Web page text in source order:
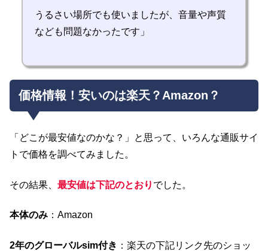
うるさい場所でも使いましたが、音量や声質
なども問題なかったです」
価格情報！安いのは楽天？Amazon？
「どこが最安値なのかな？」と思って、いろんな通販サイ
トで価格を調べてみました。
その結果、 最安値は下記のとおり でした。
本体のみ ：Amazon
2年のグローバルsim付き ：楽天の下記リンク先のショッ